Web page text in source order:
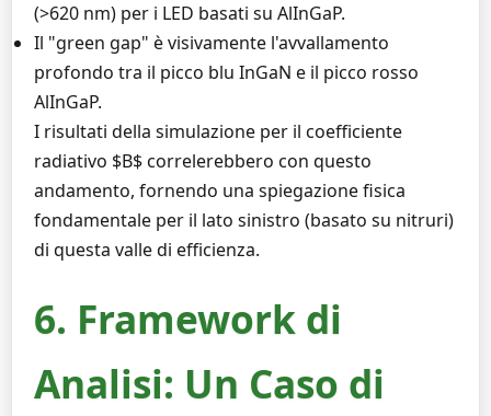
(>620 nm) per i LED basati su AlInGaP.
Il "green gap" è visivamente l'avvallamento
profondo tra il picco blu InGaN e il picco rosso
AlInGaP.
I risultati della simulazione per il coefficiente
radiativo $B$ correlerebbero con questo
andamento, fornendo una spiegazione fisica
fondamentale per il lato sinistro (basato su nitruri)
di questa valle di efficienza.
6. Framework di
Analisi: Un Caso di